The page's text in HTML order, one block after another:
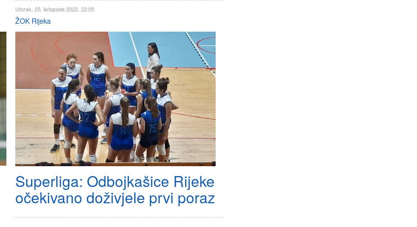
Utorak, 25. listopada 2022. 22:05
ŽOK Rijeka
Superliga: Odbojkašice Rijeke
očekivano doživjele prvi poraz